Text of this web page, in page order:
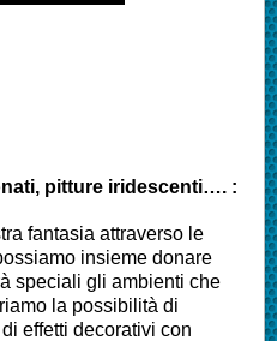
pitture iridescenti…. :
fantasia attraverso le
insieme donare
speciali gli ambienti che
la possibilità di
effetti decorativi con